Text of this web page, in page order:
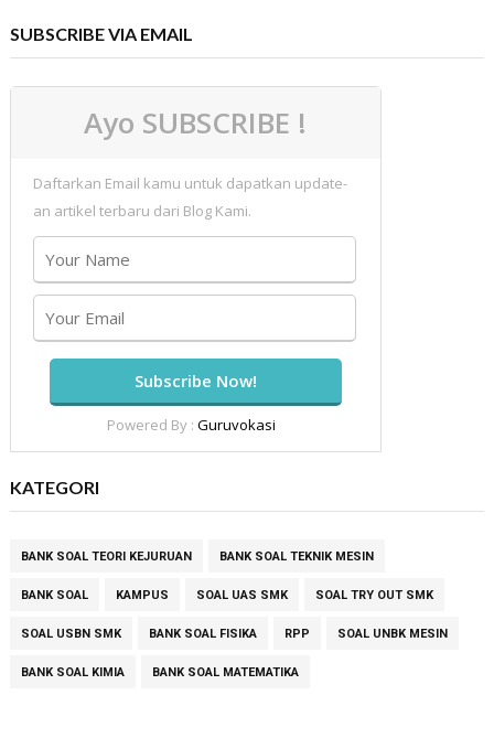
SUBSCRIBE VIA EMAIL
Ayo SUBSCRIBE !
Daftarkan Email kamu untuk dapatkan update-
an artikel terbaru dari Blog Kami.
Powered By :Guruvokasi
KATEGORI
BANK SOAL TEORI KEJURUAN BANK SOAL TEKNIK MESIN
BANK SOAL KAMPUS SOAL UAS SMK SOAL TRY OUT SMK
SOAL USBN SMK BANK SOAL FISIKA RPP SOAL UNBK MESIN
BANK SOAL KIMIA BANK SOAL MATEMATIKA